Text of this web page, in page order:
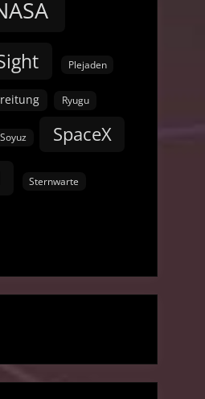
Plejaden
Ryugu
Soyuz
SpaceX
Sternwarte